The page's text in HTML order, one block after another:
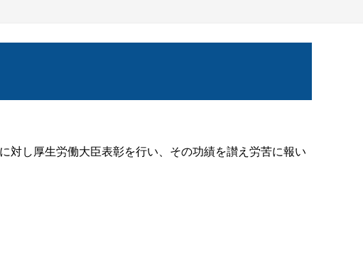
対し厚生労働大臣表彰を行い、その功績を讃え労苦に報い